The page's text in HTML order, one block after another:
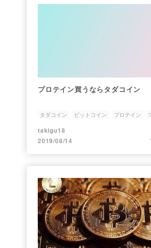
プロテイン買うならタダコイン
タダコイン ビットコイン プロテイン
サプリ
takigu18
2019/08/14